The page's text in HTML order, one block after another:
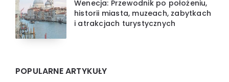
Wenecja: Przewodnik po położeniu,
historii miasta, muzeach, zabytkach
i atrakcjach turystycznych
POPULARNE ARTYKUŁY